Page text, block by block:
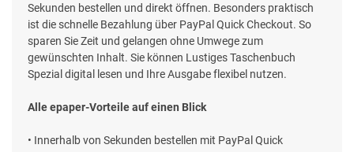
Sekunden bestellen und direkt öffnen. Besonders praktisch
ist die schnelle Bezahlung über PayPal Quick Checkout. So
sparen Sie Zeit und gelangen ohne Umwege zum
gewünschten Inhalt. Sie können Lustiges Taschenbuch
Spezial digital lesen und Ihre Ausgabe flexibel nutzen.
Alle epaper-Vorteile auf einen Blick
• Innerhalb von Sekunden bestellen mit PayPal Quick